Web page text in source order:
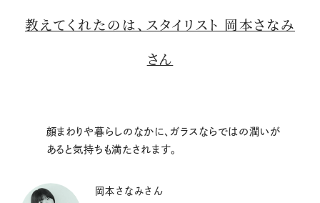
教えてくれたのは、スタイリスト 岡本さなみ
さん
顔まわりや暮らしのなかに、ガラスならではの潤いが
あると気持ちも満たされます。
岡本さなみさん